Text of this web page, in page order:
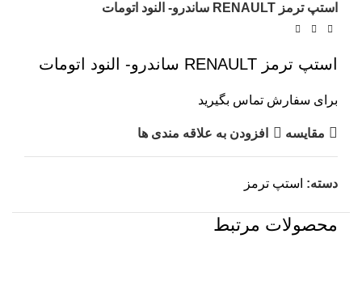
استپ ترمز RENAULT ساندرو- النود اتومات
استپ ترمز RENAULT ساندرو- النود اتومات
برای سفارش تماس بگیرید
مقایسه افزودن به علاقه مندی ها
دسته: استپ ترمز
محصولات مرتبط